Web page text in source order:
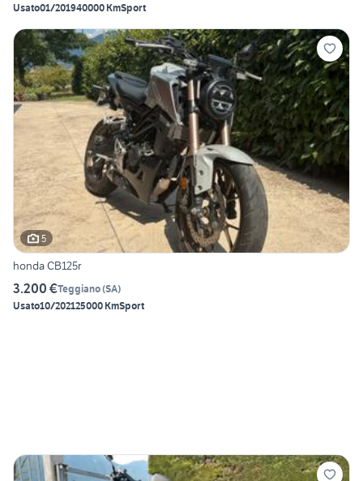
Usato01/201940000 KmSport
5
honda CB125r
3.200 €Teggiano(SA)
Usato10/202125000 KmSport